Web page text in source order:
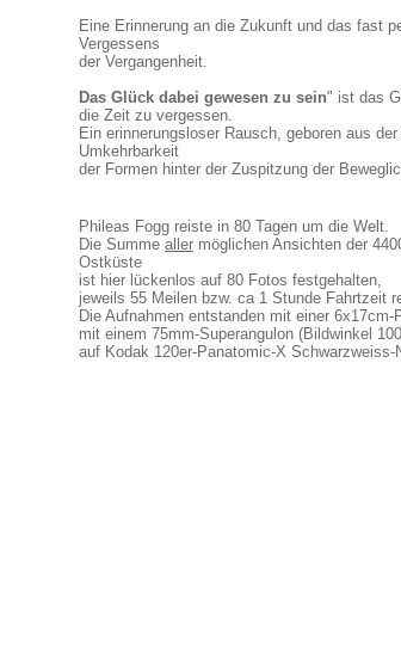
Eine Erinnerung an die Zukunft und das fast
Vergessens
der Vergangenheit.
Das Glück dabei gewesen zu sein" ist das
die Zeit zu vergessen.
Ein erinnerungsloser Rausch, geboren aus
Umkehrbarkeit
der Formen hinter der Zuspitzung der
Phileas Fogg reiste in 80 Tagen um die Welt.
Die Summe aller möglichen Ansichten der
Ostküste
ist hier lückenlos auf 80 Fotos festgehalten,
jeweils 55 Meilen bzw. ca 1 Stunde Fahrtzeit
Die Aufnahmen entstanden mit einer 6x17cm-
mit einem 75mm-Superangulon (Bildwinkel
auf Kodak 120er-Panatomic-X Schwarzweiss-